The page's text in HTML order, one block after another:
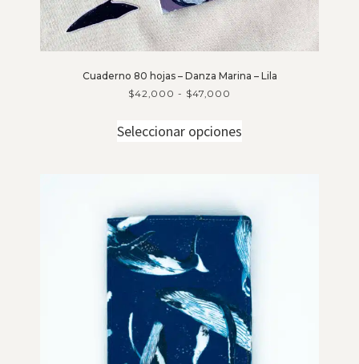
Cuaderno 80 hojas – Danza Marina – Lila
$42,000 - $47,000
Seleccionar opciones